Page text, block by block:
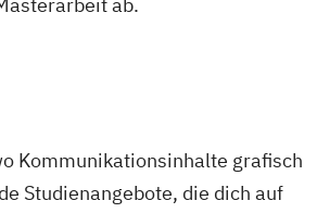
Kommunikationsinhalte grafisch
Studienangebote, die dich auf